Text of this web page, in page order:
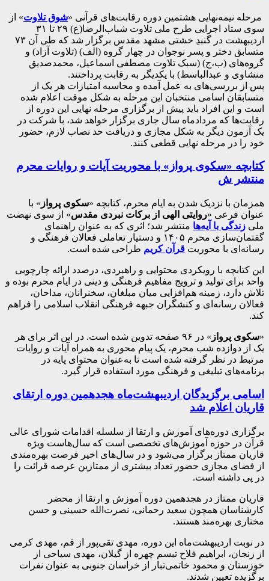
مرحله نیمه‌نهایی هشتمین دوره رقابت‌های قرآنی «شوق تلاوت» از
سوی ستاد اجرایی طرح ملی تلاوت شباب‌الرضا(ع) ۲۹ تا ۳۱
اردیبهشت در گنبدِ خشتی مشهد مقدس برگزار شد که طی آن ۷۳
متسابق دختر و پسر نوجوان در چهار گروه (الف) (تلاوت آزاد) و
گروه‌های (ب،ج) (سبک تلاوت مصطفی اسماعیل، محمدصدیق
منشاوی و عبدالباسط) با یکدیگر به رقابت پرداختند.
پس از بررسی‌های به عمل آمده و محاسبه امتیازات هر یک از
متسابقان اسامی منتخبان این مرحله به شکل موقت اعلام شده
است و این افراد باید پیش از برگزاری مرحله نهایی این دوره از
رقابت‌ها که مردادماه سال جاری برگزار خواهد شد، با شرکت در
یک آزمون دیگر به شکل مجازی و دریافت حد نصاب لازم، حضور
خود را در مرحله نهایی قطعی کنند.
کتابچه «سکوی پرواز» با محوریت آیات و روایات محرم
منتشر ش
همزمان با نزدیک شدن به ایام محرم، کتابچه «سکوی پرواز » با
عنوان فرعی «روایتی الهی از برکات نبردی مقدس» از سوی نهضت
ملی زندگی با آیه‌ها منتشر شد؛ اثری که به‌ عنوان راهنمای
گفتمان‌سازی محرم ۱۴۰۵ و دستیار تعاملی فعالان فرهنگی و
رسانه‌ای با محوریت قرآن کریم طراحی شده است.
این کتابچه با رویکردی محتوایی و راهبردی، درصدد ارائه چارچوبی
واحد برای تولید و ترویج مفاهیم فرهنگی و دینی در ایام محرم بوده و
تلاش دارد، زمینه هم‌افزایی میان مبلغان، سخنرانان، مداحان،
فعالان رسانه‌ای و کنشگران جبهه فرهنگی انقلاب اسلامی را فراهم
کند.
«سکوی پرواز
» در ۹۶ صفحه تدوین شده است. در این اثر برای هر
یک از دوازده شب محرم، یک پیام محوری به همراه آیات و روایات
مرتبط در نظر گرفته شده است تا به‌عنوان محتوای پایه در
برنامه‌های تبلیغی و فرهنگی مورد استفاده قرار گیرد.
اسامی برگزیدگان اردیبهشت‌ماه هجدهمین دوره ارتقای
قاریان اعلام شد
برگزاری دوره‌های آموزش و ارتقا از سلسله اقدامات شورای عالی
قرآن در حوزه آموزش‌های تخصصی است که سال‌هاست ویژه
قاریان ممتاز برگزار می‌شود و در سال‌های اخیر فرصت بهره‌مندی
از فضای مجازی حضور تعداد بیشتری از ممتازین عرصه قرائت را
در پی داشته است.
قاریان ممتاز در هجدهمین دوره آموزش و ارتقا از محضر
کارشناسان همچون سعید رحمانی، نصرت‌‌الله حسینی‌ و حسن
مختاری بهره‌مند هستند.
در نوبت اردیبهشت‌ماه این دوره، مهدی تقی‌پور از قم، مهدی کرمی
از زنجان، ابراهیم فلاح تبسم چهره از گیلان، مهدی سیاحی از
خوزستان و محمود خاتمی‌تبار از خراسان جنوبی به عنوان نفرات
برگزیده تعیین شدند.